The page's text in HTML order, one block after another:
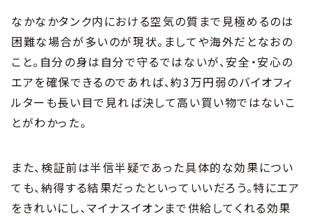
なかなかタンク内における空気の質まで見極めるのは
困難な場合が多いのが現状。ましてや海外だとなおの
こと。自分の身は自分で守るではないが、安全・安心の
エアを確保できるのであれば、約3万円弱のバイオフィ
ルターも長い目で見れば決して高い買い物ではないこ
とがわかった。
また、検証前は半信半疑であった具体的な効果につい
ても、納得する結果だったといっていいだろう。特にエア
をきれいにし、マイナスイオンまで供給してくれる効果